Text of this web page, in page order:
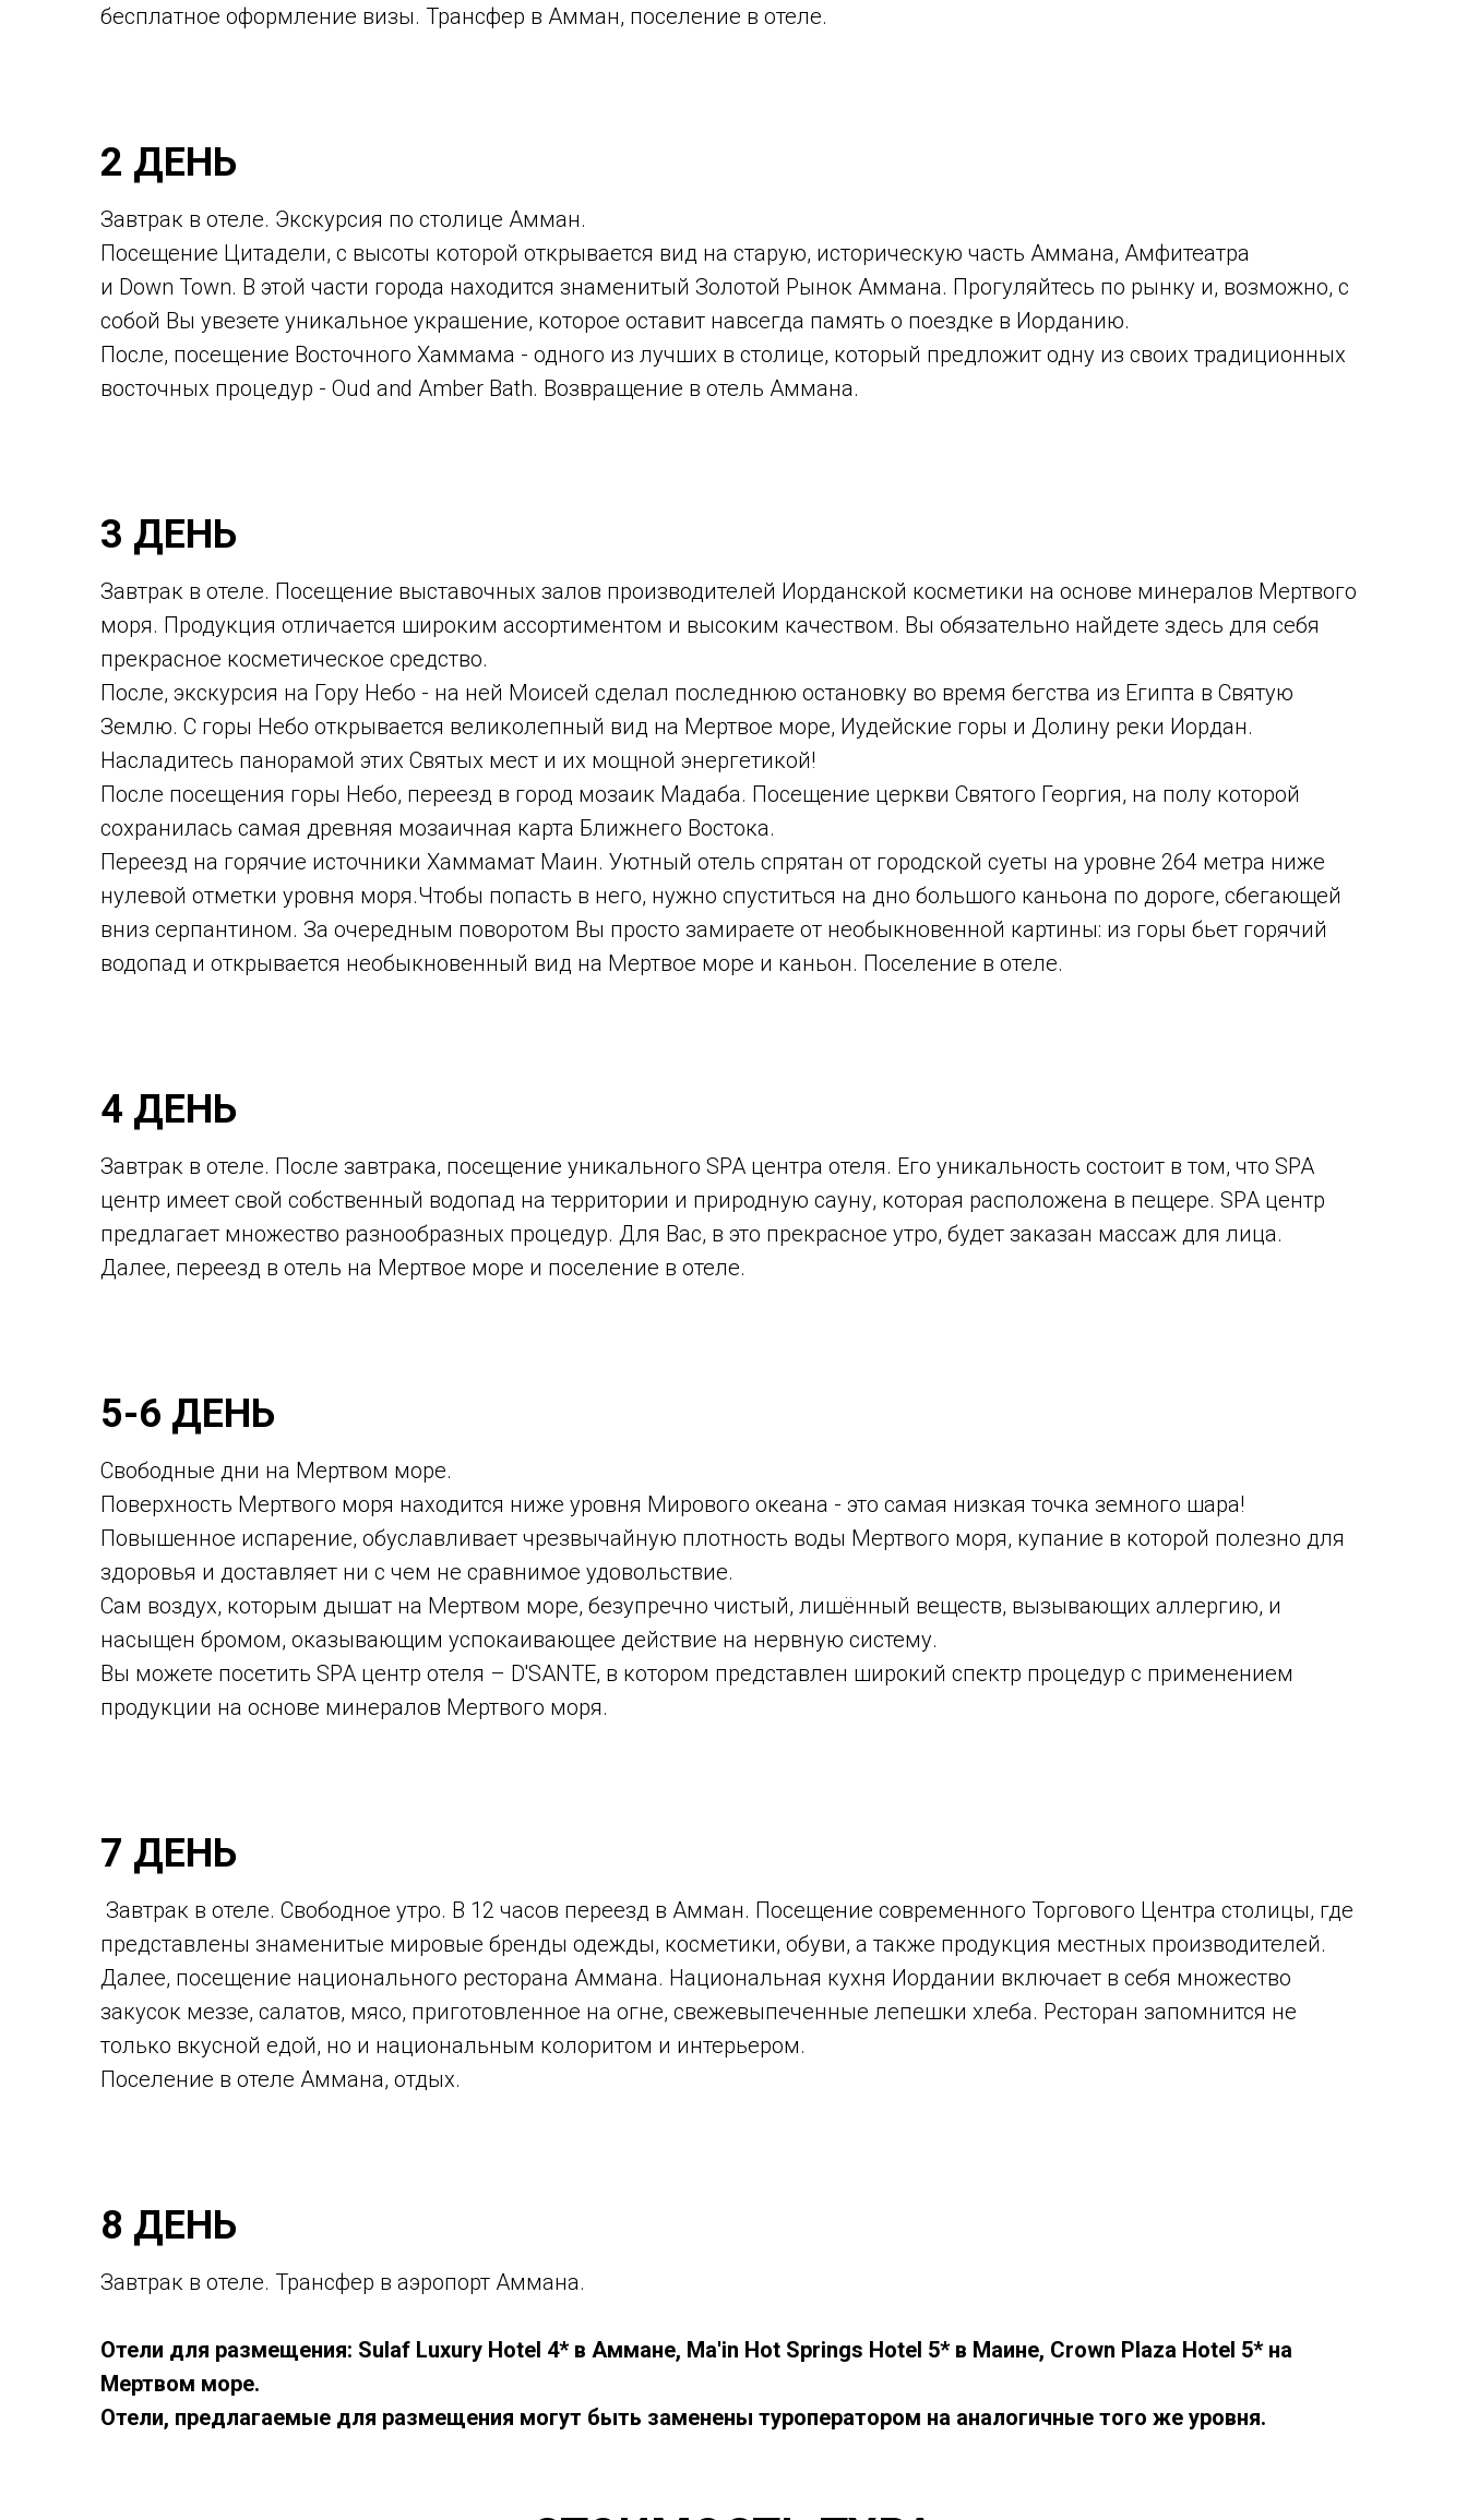
бесплатное оформление визы. Трансфер в Амман, поселение в отеле.
2 ДЕНЬ
Завтрак в отеле. Экскурсия по столице Амман.
Посещение Цитадели, с высоты которой открывается вид на старую, историческую часть Аммана, Амфитеатра
и Down Town. В этой части города находится знаменитый Золотой Рынок Аммана. Прогуляйтесь по рынку и, возможно, с
собой Вы увезете уникальное украшение, которое оставит навсегда память о поездке в Иорданию.
После, посещение Восточного Хаммама - одного из лучших в столице, который предложит одну из своих традиционных
восточных процедур - Oud and Amber Bath. Возвращение в отель Аммана.
3 ДЕНЬ
Завтрак в отеле. Посещение выставочных залов производителей Иорданской косметики на основе минералов Мертвого
моря. Продукция отличается широким ассортиментом и высоким качеством. Вы обязательно найдете здесь для себя
прекрасное косметическое средство.
После, экскурсия на Гору Небо - на ней Моисей сделал последнюю остановку во время бегства из Египта в Святую
Землю. С горы Небо открывается великолепный вид на Мертвое море, Иудейские горы и Долину реки Иордан.
Насладитесь панорамой этих Святых мест и их мощной энергетикой!
После посещения горы Небо, переезд в город мозаик Мадаба. Посещение церкви Святого Георгия, на полу которой
сохранилась самая древняя мозаичная карта Ближнего Востока.
Переезд на горячие источники Хаммамат Маин. Уютный отель спрятан от городской суеты на уровне 264 метра ниже
нулевой отметки уровня моря.Чтобы попасть в него, нужно спуститься на дно большого каньона по дороге, сбегающей
вниз серпантином. За очередным поворотом Вы просто замираете от необыкновенной картины: из горы бьет горячий
водопад и открывается необыкновенный вид на Мертвое море и каньон. Поселение в отеле.
4 ДЕНЬ
Завтрак в отеле. После завтрака, посещение уникального SPA центра отеля. Его уникальность состоит в том, что SPA
центр имеет свой собственный водопад на территории и природную сауну, которая расположена в пещере. SPA центр
предлагает множество разнообразных процедур. Для Вас, в это прекрасное утро, будет заказан массаж для лица.
Далее, переезд в отель на Мертвое море и поселение в отеле.
5-6 ДЕНЬ
Свободные дни на Мертвом море.
Поверхность Мертвого моря находится ниже уровня Мирового океана - это самая низкая точка земного шара!
Повышенное испарение, обуславливает чрезвычайную плотность воды Мертвого моря, купание в которой полезно для
здоровья и доставляет ни с чем не сравнимое удовольствие.
Сам воздух, которым дышат на Мертвом море, безупречно чистый, лишённый веществ, вызывающих аллергию, и
насыщен бромом, оказывающим успокаивающее действие на нервную систему.
Вы можете посетить SPA центр отеля – D'SANTE, в котором представлен широкий спектр процедур с применением
продукции на основе минералов Мертвого моря.
7 ДЕНЬ
Завтрак в отеле. Свободное утро. В 12 часов переезд в Амман. Посещение современного Торгового Центра столицы, где
представлены знаменитые мировые бренды одежды, косметики, обуви, а также продукция местных производителей.
Далее, посещение национального ресторана Аммана. Национальная кухня Иордании включает в себя множество
закусок меззе, салатов, мясо, приготовленное на огне, свежевыпеченные лепешки хлеба. Ресторан запомнится не
только вкусной едой, но и национальным колоритом и интерьером.
Поселение в отеле Аммана, отдых.
8 ДЕНЬ
Завтрак в отеле. Трансфер в аэропорт Аммана.
Отели для размещения: Sulaf Luxury Hotel 4* в Аммане, Ma'in Hot Springs Hotel 5* в Маине, Crown Plaza Hotel 5* на
Мертвом море.
Отели, предлагаемые для размещения могут быть заменены туроператором на аналогичные того же уровня.